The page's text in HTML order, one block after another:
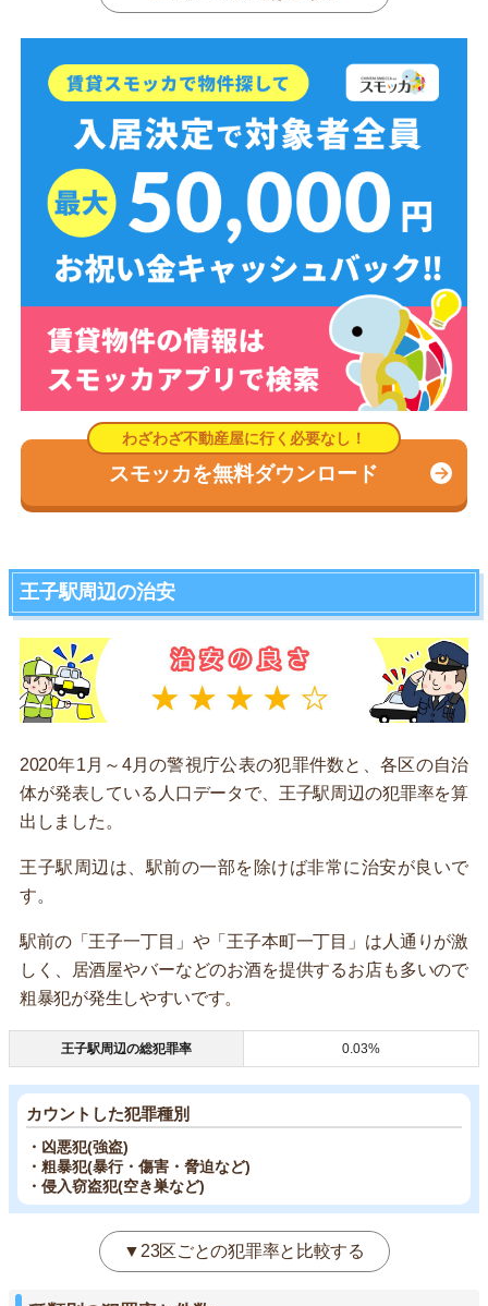
スモッカを無料ダウンロード
王子駅周辺の治安
2020年1月～4月の警視庁公表の犯罪件数と、各区の自治
体が発表している人口データで、王子駅周辺の犯罪率を算
出しました。
王子駅周辺は、駅前の一部を除けば非常に治安が良いで
す。
駅前の「王子一丁目」や「王子本町一丁目」は人通りが激
しく、居酒屋やバーなどのお酒を提供するお店も多いので
粗暴犯が発生しやすいです。
王子駅周辺の総犯罪率 0.03%
カウントした犯罪種別
・凶悪犯(強盗)
・粗暴犯(暴行・傷害・脅迫など)
・侵入窃盗犯(空き巣など)
▼23区ごとの犯罪率と比較する